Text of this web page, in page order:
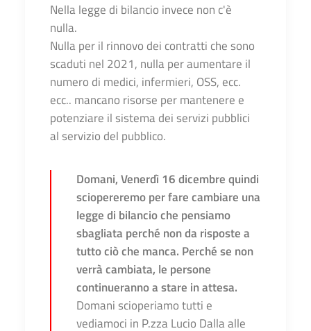
Nella legge di bilancio invece non c'è
nulla.
Nulla per il rinnovo dei contratti che sono
scaduti nel 2021, nulla per aumentare il
numero di medici, infermieri, OSS, ecc.
ecc.. mancano risorse per mantenere e
potenziare il sistema dei servizi pubblici
al servizio del pubblico.
Domani, Venerdì 16 dicembre quindi
sciopereremo per fare cambiare una
legge di bilancio che pensiamo
sbagliata perché non da risposte a
tutto ciò che manca. Perché se non
verrà cambiata, le persone
continueranno a stare in attesa.
Domani scioperiamo tutti e
vediamoci in P.zza Lucio Dalla alle